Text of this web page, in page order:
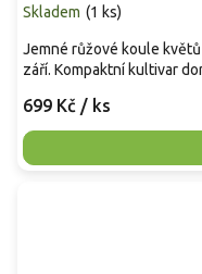
Skladem (1 ks)
699 Kč / ks
Jemné růžové koule
září. Kompaktní kultivar